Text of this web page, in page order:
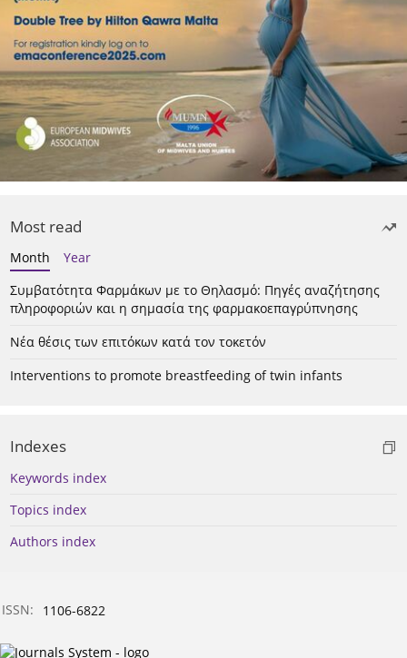
Most read
Month
Year
Συμβατότητα Φαρμάκων με το Θηλασμό: Πηγές αναζήτησης
πληροφοριών και η σημασία της φαρμακοεπαγρύπνησης
Νέα θέσις των επιτόκων κατά τον τοκετόν
Interventions to promote breastfeeding of twin infants
Indexes
Keywords index
Topics index
Authors index
ISSN: 1106-6822